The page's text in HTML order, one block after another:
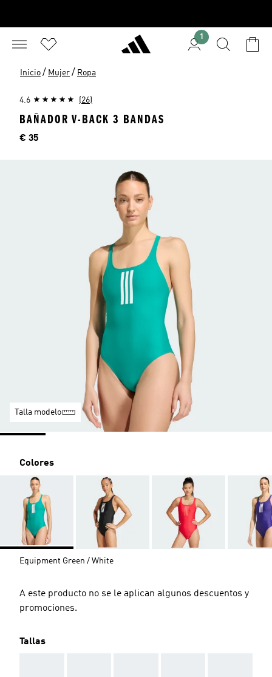
1
Inicio / Mujer / Ropa
4.6 (26)
BAÑADOR V-BACK 3 BANDAS
Precio
€ 35
Talla modelo
Colores
Equipment Green / White
A este producto no se le aplican algunos descuentos y
promociones.
Tallas